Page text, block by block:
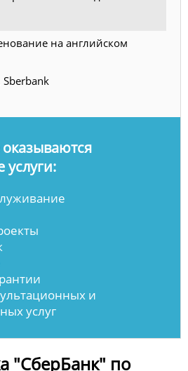
на английском
Sberbank
и
услуг
"СберБанк" по